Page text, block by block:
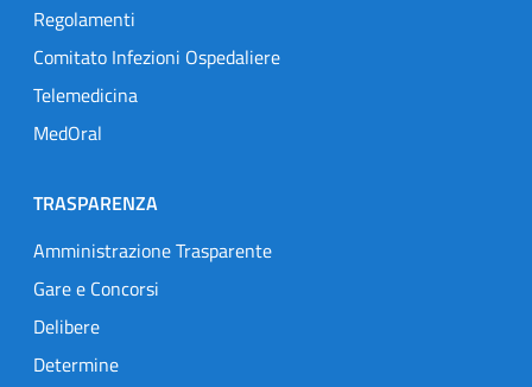
Regolamenti
Comitato Infezioni Ospedaliere
Telemedicina
MedOral
TRASPARENZA
Amministrazione Trasparente
Gare e Concorsi
Delibere
Determine